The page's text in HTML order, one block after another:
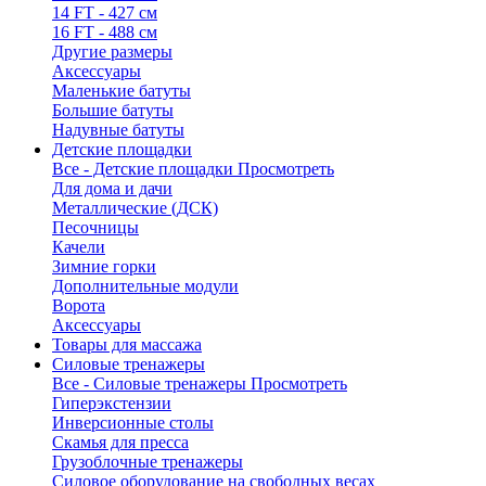
14 FT - 427 см
16 FT - 488 см
Другие размеры
Аксессуары
Маленькие батуты
Большие батуты
Надувные батуты
Детские площадки
Все - Детские площадки Просмотреть
Для дома и дачи
Металлические (ДСК)
Песочницы
Качели
Зимние горки
Дополнительные модули
Ворота
Аксессуары
Товары для массажа
Силовые тренажеры
Все - Силовые тренажеры Просмотреть
Гиперэкстензии
Инверсионные столы
Скамья для пресса
Грузоблочные тренажеры
Силовое оборудование на свободных весах